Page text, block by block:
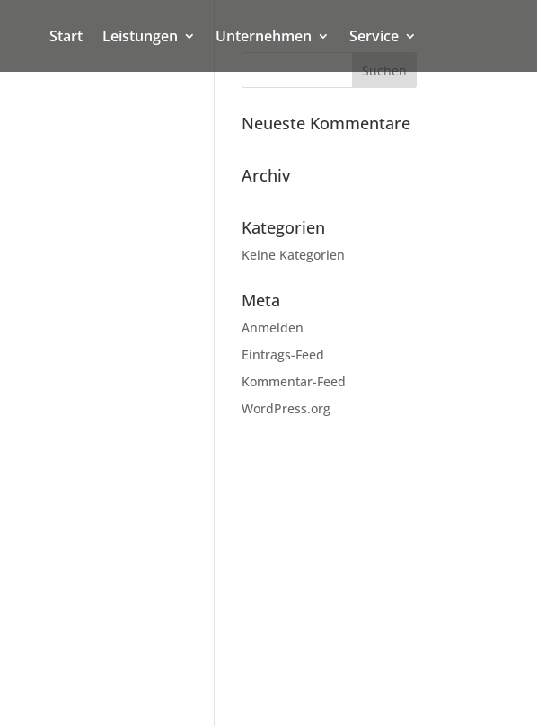
Start Leistungen Unternehmen Service
Neueste Kommentare
Archiv
Kategorien
Keine Kategorien
Meta
Anmelden
Eintrags-Feed
Kommentar-Feed
WordPress.org